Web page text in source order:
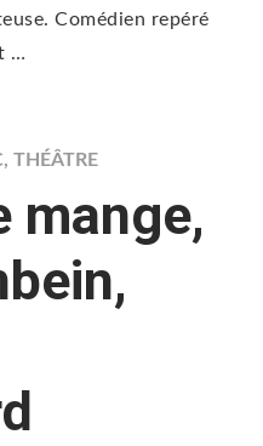
Comédien repéré
…
, THÉÂTRE
mange,